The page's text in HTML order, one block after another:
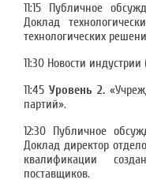
11:15 Публичное
Доклад
технологических
11:30 Новости
11:45Уровень 2.
партий».
12:30 Публичное
Доклад директор
квалификации
поставщиков.